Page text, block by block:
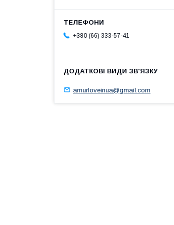
+380 (66) 333-57-41
amurloveinua@gmail.com